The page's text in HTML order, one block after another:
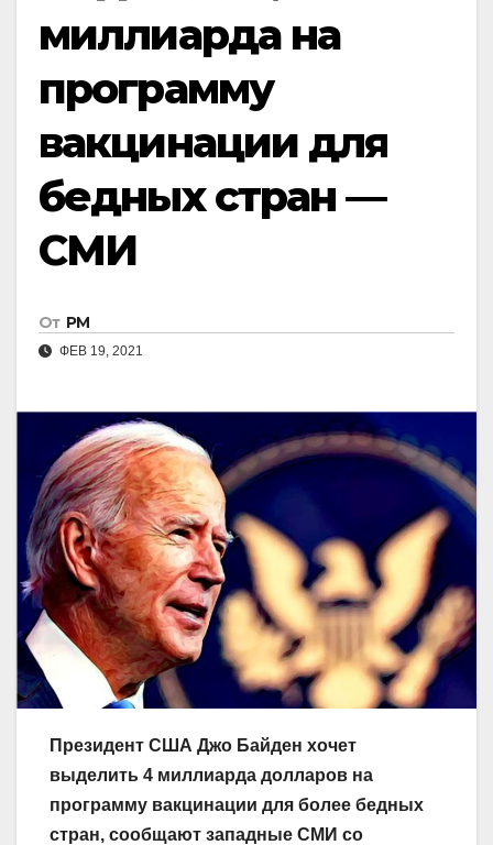
миллиарда на
программу
вакцинации для
бедных стран —
СМИ
От РМ
ФЕВ 19, 2021
Президент США Джо Байден хочет
выделить 4 миллиарда долларов на
программу вакцинации для более бедных
стран, сообщают западные СМИ со